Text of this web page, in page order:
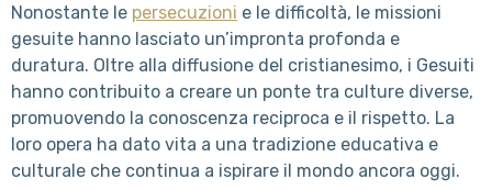
Nonostante le persecuzioni e le difficoltà, le missioni
gesuite hanno lasciato un’impronta profonda e
duratura. Oltre alla diffusione del cristianesimo, i Gesuiti
hanno contribuito a creare un ponte tra culture diverse,
promuovendo la conoscenza reciproca e il rispetto. La
loro opera ha dato vita a una tradizione educativa e
culturale che continua a ispirare il mondo ancora oggi.